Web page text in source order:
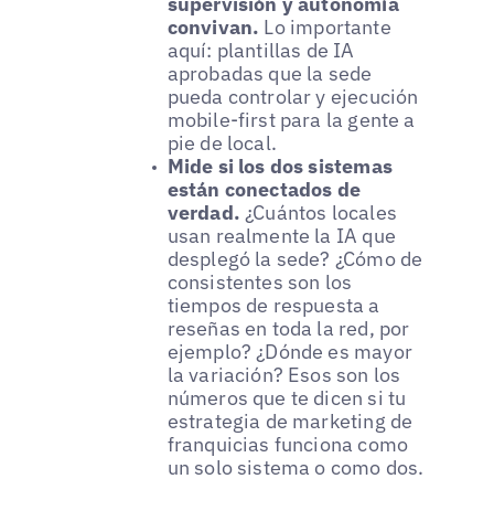
convivan. Lo importante
aquí: plantillas de IA
aprobadas que la sede
pueda controlar y ejecución
mobile-first para la gente a
pie de local.
Mide si los dos sistemas
están conectados de
verdad.¿Cuántos locales
usan realmente la IA que
desplegó la sede? ¿Cómo de
consistentes son los
tiempos de respuesta a
reseñas en toda la red, por
ejemplo? ¿Dónde es mayor
la variación? Esos son los
números que te dicen si tu
estrategia de marketing de
franquicias funciona como
un solo sistema o como dos.